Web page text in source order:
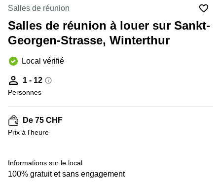
Coworking
Genève
Coworking
Lausanne
Basel
Coworking
Coworking
Coworking
Nyon
Rue de
la Cité
1
Genève
Place
de la
12
Genève
Rue de la
Corraterie
5 Genève
Bamba
1-3
Genève
Salles de réunion
Salles de réunion à louer sur Sankt-
Georgen-Strasse, Winterthur
Local vérifié
1 - 12
Personnes
De 75 CHF
Prix à l’heure
Informations sur le local
100% gratuit et sans engagement